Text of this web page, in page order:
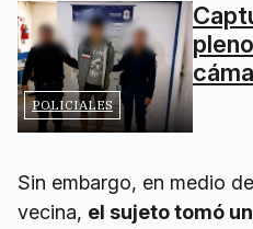
POLICIALES
Sin embargo, en medio
vecina, el sujeto tomó